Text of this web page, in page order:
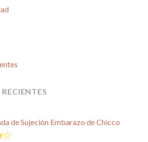
de Sujeción Embarazo de Chicco